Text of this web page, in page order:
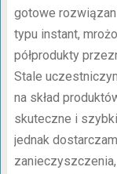
gotowe
typu instant,
półprodukty
Stale
na skład
skuteczne i
jednak